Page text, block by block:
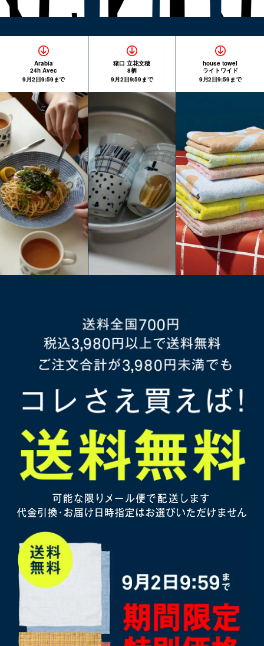
Arabia
24h Avec
9月2日9:59まで
猪口 立花文穂
8柄
9月2日9:59まで
house towel
ライトワイド
9月2日9:59まで